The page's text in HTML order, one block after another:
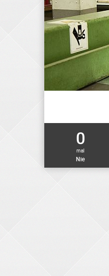
0
mal
Nie